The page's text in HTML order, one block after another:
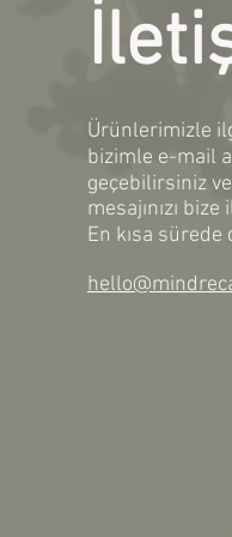
Ürünlerimizle
bizimle e-mail
geçebilirsiniz
mesajınızı
En kısa sürede